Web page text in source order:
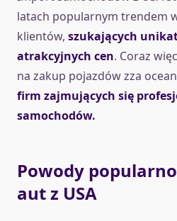
latach popularnym trendem
klientów, szukających
atrakcyjnych cen. Coraz
na zakup pojazdów zza
firm zajmujących się
samochodów.
Powody
aut z USA